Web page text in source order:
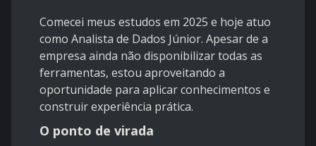
Comecei meus estudos em 2025 e hoje atuo
como Analista de Dados Júnior. Apesar de a
empresa ainda não disponibilizar todas as
ferramentas, estou aproveitando a
oportunidade para aplicar conhecimentos e
construir experiência prática.
O ponto de virada